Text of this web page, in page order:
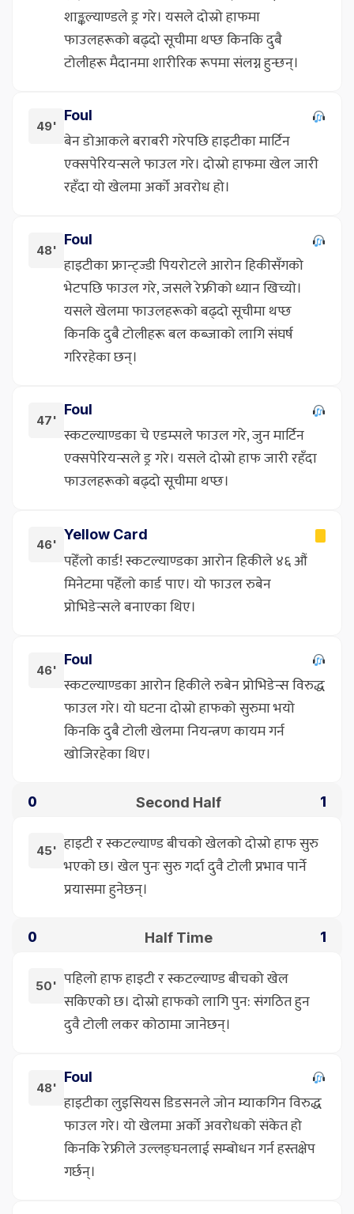
शाङ्कल्याण्डले ड्र गरे। यसले दोस्रो हाफमा
फाउलहरूको बढ्दो सूचीमा थप्छ किनकि दुबै
टोलीहरू मैदानमा शारीरिक रूपमा संलग्न हुन्छन्।
49'
Foul
बेन डोआकले बराबरी गरेपछि हाइटीका मार्टिन
एक्सपेरियन्सले फाउल गरे। दोस्रो हाफमा खेल जारी
रहँदा यो खेलमा अर्को अवरोध हो।
48'
Foul
हाइटीका फ्रान्ट्ज्डी पियरोटले आरोन हिकीसँगको
भेटपछि फाउल गरे, जसले रेफ्रीको ध्यान खिच्यो।
यसले खेलमा फाउलहरूको बढ्दो सूचीमा थप्छ
किनकि दुबै टोलीहरू बल कब्जाको लागि संघर्ष
गरिरहेका छन्।
47'
Foul
स्कटल्याण्डका चे एडम्सले फाउल गरे, जुन मार्टिन
एक्सपेरियन्सले ड्र गरे। यसले दोस्रो हाफ जारी रहँदा
फाउलहरूको बढ्दो सूचीमा थप्छ।
46'
Yellow Card
पहेँलो कार्ड! स्कटल्याण्डका आरोन हिकीले ४६ औं
मिनेटमा पहेँलो कार्ड पाए। यो फाउल रुबेन
प्रोभिडेन्सले बनाएका थिए।
46'
Foul
स्कटल्याण्डका आरोन हिकीले रुबेन प्रोभिडेन्स विरुद्ध
फाउल गरे। यो घटना दोस्रो हाफको सुरुमा भयो
किनकि दुबै टोली खेलमा नियन्त्रण कायम गर्न
खोजिरहेका थिए।
0 Second Half 1
45' हाइटी र स्कटल्याण्ड बीचको खेलको दोस्रो हाफ सुरु
भएको छ। खेल पुनः सुरु गर्दा दुवै टोली प्रभाव पार्ने
प्रयासमा हुनेछन्।
0 Half Time 1
50' पहिलो हाफ हाइटी र स्कटल्याण्ड बीचको खेल
सकिएको छ। दोस्रो हाफको लागि पुन: संगठित हुन
दुवै टोली लकर कोठामा जानेछन्।
48'
Foul
हाइटीका लुइसियस डिडसनले जोन म्याकगिन विरुद्ध
फाउल गरे। यो खेलमा अर्को अवरोधको संकेत हो
किनकि रेफ्रीले उल्लङ्घनलाई सम्बोधन गर्न हस्तक्षेप
गर्छन्।